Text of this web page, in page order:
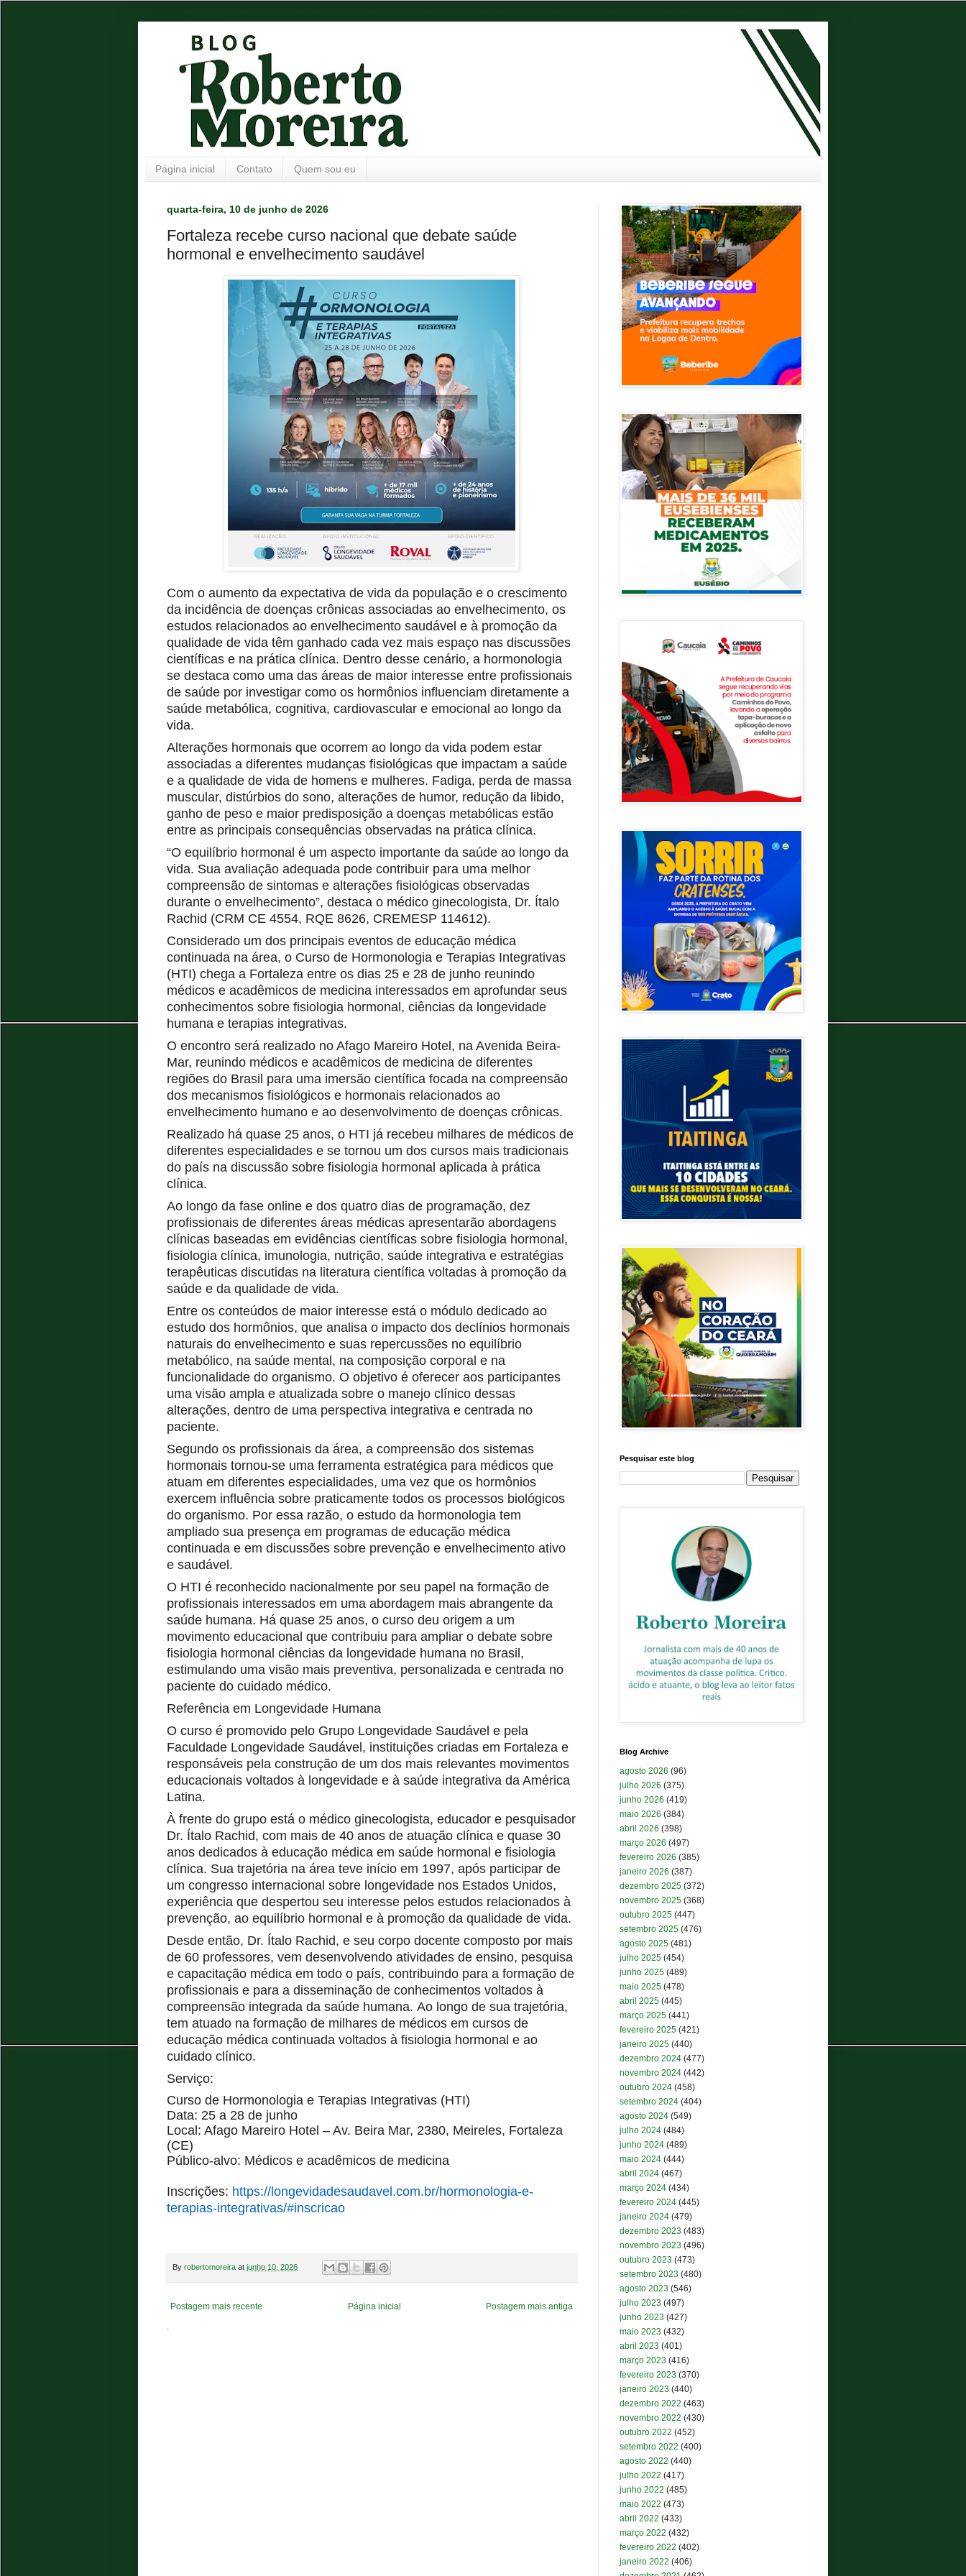
Página inicial Contato Quem sou eu
quarta-feira, 10 de junho de 2026
Fortaleza recebe curso nacional que debate saúde
hormonal e envelhecimento saudável
Com o aumento da expectativa de vida da população e o crescimento
da incidência de doenças crônicas associadas ao envelhecimento, os
estudos relacionados ao envelhecimento saudável e à promoção da
qualidade de vida têm ganhado cada vez mais espaço nas discussões
científicas e na prática clínica. Dentro desse cenário, a hormonologia
se destaca como uma das áreas de maior interesse entre profissionais
de saúde por investigar como os hormônios influenciam diretamente a
saúde metabólica, cognitiva, cardiovascular e emocional ao longo da
vida.
Alterações hormonais que ocorrem ao longo da vida podem estar
associadas a diferentes mudanças fisiológicas que impactam a saúde
e a qualidade de vida de homens e mulheres. Fadiga, perda de massa
muscular, distúrbios do sono, alterações de humor, redução da libido,
ganho de peso e maior predisposição a doenças metabólicas estão
entre as principais consequências observadas na prática clínica.
“O equilíbrio hormonal é um aspecto importante da saúde ao longo da
vida. Sua avaliação adequada pode contribuir para uma melhor
compreensão de sintomas e alterações fisiológicas observadas
durante o envelhecimento”, destaca o médico ginecologista, Dr. Ítalo
Rachid (CRM CE 4554, RQE 8626, CREMESP 114612).
Considerado um dos principais eventos de educação médica
continuada na área, o Curso de Hormonologia e Terapias Integrativas
(HTI) chega a Fortaleza entre os dias 25 e 28 de junho reunindo
médicos e acadêmicos de medicina interessados em aprofundar seus
conhecimentos sobre fisiologia hormonal, ciências da longevidade
humana e terapias integrativas.
O encontro será realizado no Afago Mareiro Hotel, na Avenida Beira-
Mar, reunindo médicos e acadêmicos de medicina de diferentes
regiões do Brasil para uma imersão científica focada na compreensão
dos mecanismos fisiológicos e hormonais relacionados ao
envelhecimento humano e ao desenvolvimento de doenças crônicas.
Realizado há quase 25 anos, o HTI já recebeu milhares de médicos de
diferentes especialidades e se tornou um dos cursos mais tradicionais
do país na discussão sobre fisiologia hormonal aplicada à prática
clínica.
Ao longo da fase online e dos quatro dias de programação, dez
profissionais de diferentes áreas médicas apresentarão abordagens
clínicas baseadas em evidências científicas sobre fisiologia hormonal,
fisiologia clínica, imunologia, nutrição, saúde integrativa e estratégias
terapêuticas discutidas na literatura científica voltadas à promoção da
saúde e da qualidade de vida.
Entre os conteúdos de maior interesse está o módulo dedicado ao
estudo dos hormônios, que analisa o impacto dos declínios hormonais
naturais do envelhecimento e suas repercussões no equilíbrio
metabólico, na saúde mental, na composição corporal e na
funcionalidade do organismo. O objetivo é oferecer aos participantes
uma visão ampla e atualizada sobre o manejo clínico dessas
alterações, dentro de uma perspectiva integrativa e centrada no
paciente.
Segundo os profissionais da área, a compreensão dos sistemas
hormonais tornou-se uma ferramenta estratégica para médicos que
atuam em diferentes especialidades, uma vez que os hormônios
exercem influência sobre praticamente todos os processos biológicos
do organismo. Por essa razão, o estudo da hormonologia tem
ampliado sua presença em programas de educação médica
continuada e em discussões sobre prevenção e envelhecimento ativo
e saudável.
O HTI é reconhecido nacionalmente por seu papel na formação de
profissionais interessados em uma abordagem mais abrangente da
saúde humana. Há quase 25 anos, o curso deu origem a um
movimento educacional que contribuiu para ampliar o debate sobre
fisiologia hormonal ciências da longevidade humana no Brasil,
estimulando uma visão mais preventiva, personalizada e centrada no
paciente do cuidado médico.
Referência em Longevidade Humana
O curso é promovido pelo Grupo Longevidade Saudável e pela
Faculdade Longevidade Saudável, instituições criadas em Fortaleza e
responsáveis pela construção de um dos mais relevantes movimentos
educacionais voltados à longevidade e à saúde integrativa da América
Latina.
À frente do grupo está o médico ginecologista, educador e pesquisador
Dr. Ítalo Rachid, com mais de 40 anos de atuação clínica e quase 30
anos dedicados à educação médica em saúde hormonal e fisiologia
clínica. Sua trajetória na área teve início em 1997, após participar de
um congresso internacional sobre longevidade nos Estados Unidos,
experiência que despertou seu interesse pelos estudos relacionados à
prevenção, ao equilíbrio hormonal e à promoção da qualidade de vida.
Desde então, Dr. Ítalo Rachid, e seu corpo docente composto por mais
de 60 professores, vem desenvolvendo atividades de ensino, pesquisa
e capacitação médica em todo o país, contribuindo para a formação de
profissionais e para a disseminação de conhecimentos voltados à
compreensão integrada da saúde humana. Ao longo de sua trajetória,
tem atuado na formação de milhares de médicos em cursos de
educação médica continuada voltados à fisiologia hormonal e ao
cuidado clínico.
Serviço:
Curso de Hormonologia e Terapias Integrativas (HTI)
Data: 25 a 28 de junho
Local: Afago Mareiro Hotel – Av. Beira Mar, 2380, Meireles, Fortaleza
(CE)
Público-alvo: Médicos e acadêmicos de medicina
Inscrições: https://longevidadesaudavel.com.br/hormonologia-e-
terapias-integrativas/#inscricao
By robertomoreira at junho 10, 2026
Postagem mais recente Postagem mais antiga
Página inicial
.
Pesquisar este blog
Blog Archive
agosto 2026 (96)
julho 2026 (375)
junho 2026 (419)
maio 2026 (384)
abril 2026 (398)
março 2026 (497)
fevereiro 2026 (385)
janeiro 2026 (387)
dezembro 2025 (372)
novembro 2025 (368)
outubro 2025 (447)
setembro 2025 (476)
agosto 2025 (481)
julho 2025 (454)
junho 2025 (489)
maio 2025 (478)
abril 2025 (445)
março 2025 (441)
fevereiro 2025 (421)
janeiro 2025 (440)
dezembro 2024 (477)
novembro 2024 (442)
outubro 2024 (458)
setembro 2024 (404)
agosto 2024 (549)
julho 2024 (484)
junho 2024 (489)
maio 2024 (444)
abril 2024 (467)
março 2024 (434)
fevereiro 2024 (445)
janeiro 2024 (479)
dezembro 2023 (483)
novembro 2023 (496)
outubro 2023 (473)
setembro 2023 (480)
agosto 2023 (546)
julho 2023 (497)
junho 2023 (427)
maio 2023 (432)
abril 2023 (401)
março 2023 (416)
fevereiro 2023 (370)
janeiro 2023 (440)
dezembro 2022 (463)
novembro 2022 (430)
outubro 2022 (452)
setembro 2022 (400)
agosto 2022 (440)
julho 2022 (417)
junho 2022 (485)
maio 2022 (473)
abril 2022 (433)
março 2022 (432)
fevereiro 2022 (402)
janeiro 2022 (406)